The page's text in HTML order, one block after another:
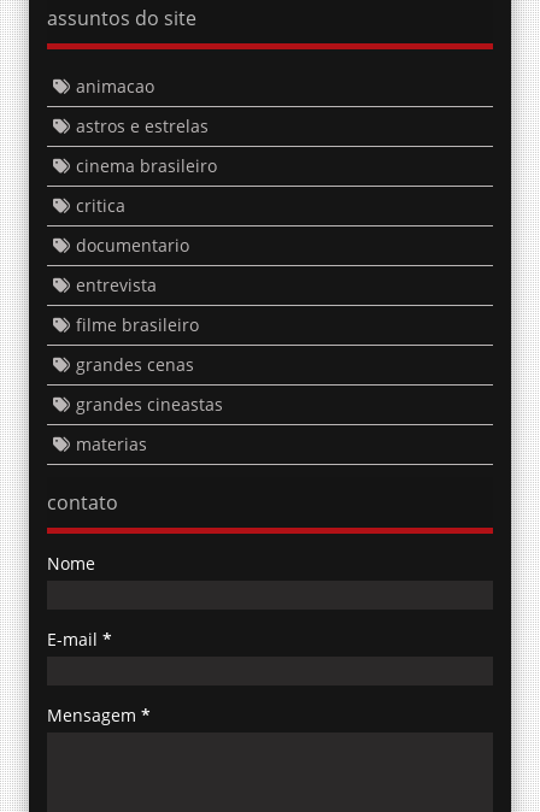
assuntos do site
animacao
astros e estrelas
cinema brasileiro
critica
documentario
entrevista
filme brasileiro
grandes cenas
grandes cineastas
materias
contato
Nome
E-mail *
Mensagem *